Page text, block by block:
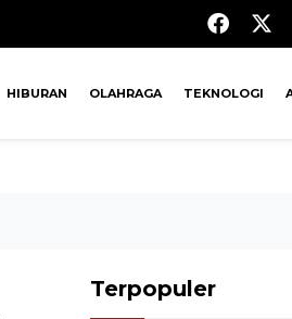
HIBURAN OLAHRAGA TEKNOLOGI
Terpopuler